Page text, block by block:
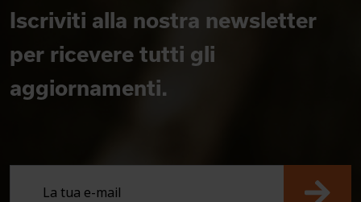
Iscriviti alla nostra newsletter
per ricevere tutti gli
aggiornamenti.